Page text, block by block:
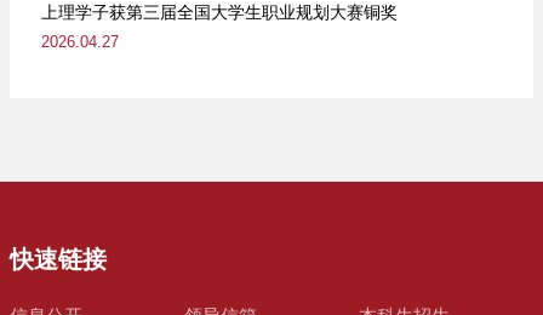
上理学子获第三届全国大学生职业规划大赛铜奖
2026.04.27
快速链接